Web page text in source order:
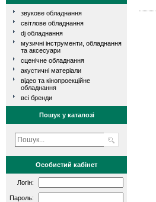
звукове обладнання
світлове обладнання
dj обладнання
музичні інструменти, обладнання
та аксесуари
сценічне обладнання
акустичні матеріали
відео та кінопроекційне
обладнання
всі бренди
Пошук у каталозі
Особистий кабінет
Логін:
Пароль: